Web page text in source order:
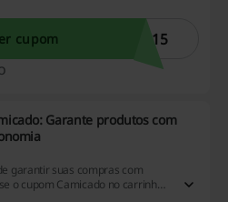
cupom
A15
Garante produtos com
garantir suas compras com
o cupom Camicado no carrinho